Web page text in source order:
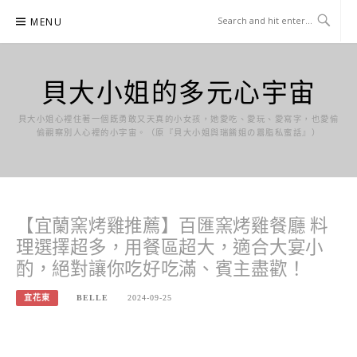
content
MENU
貝大小姐的多元心宇宙
貝大小姐心裡住著一個既勇敢又天真的小女孩，她愛吃、愛玩、愛寫字，也愛偷
偷觀察別人心裡的小宇宙。（原『貝大小姐與瑞餚姐の囂脂私蜜話』）
【宜蘭窯烤雞推薦】百匯窯烤雞餐廳 料
理選擇超多，用餐區超大，適合大宴小
酌，絕對讓你吃好吃滿、賓主盡歡！
宜花東 BELLE 2024-09-25